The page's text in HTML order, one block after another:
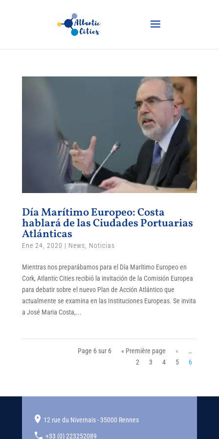
Día Marítimo Europeo: Costa
hablará de las Ciudades Portuarias
Atlánticas
Ene 24, 2020 | News, Noticias
Mientras nos preparábamos para el Día Marítimo Europeo en
Cork, Atlantic Cities recibió la invitación de la Comisión Europea
para debatir sobre el nuevo Plan de Acción Atlántico que
actualmente se examina en las Instituciones Europeas. Se invita
a José Maria Costa,...
Page 6 sur 6 « Première page «
…
2
3 4 5 6
12 rue du Nivernais - 35000 Rennes
+33 (0) 223252089